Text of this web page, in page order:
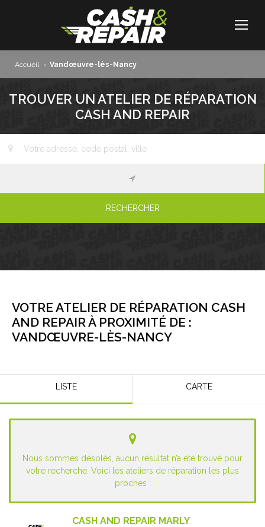
Accueil › Vandœuvre-lès-Nancy
TROUVER UN ATELIER DE RÉPARATION
CASH AND REPAIR
RECHERCHER
VOTRE ATELIER DE RÉPARATION CASH
AND REPAIR À PROXIMITÉ DE :
VANDŒUVRE-LÈS-NANCY
LISTE CARTE
Nous sommes désolés, aucun résultat n’a été trouvé pour
votre recherche. Voici les ateliers de réparation les plus
proches :
CASH AND REPAIR MARLY